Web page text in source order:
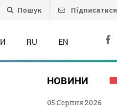
Пошук Підписатися
RU EN
НОВИНИ
05 Серпня 2026